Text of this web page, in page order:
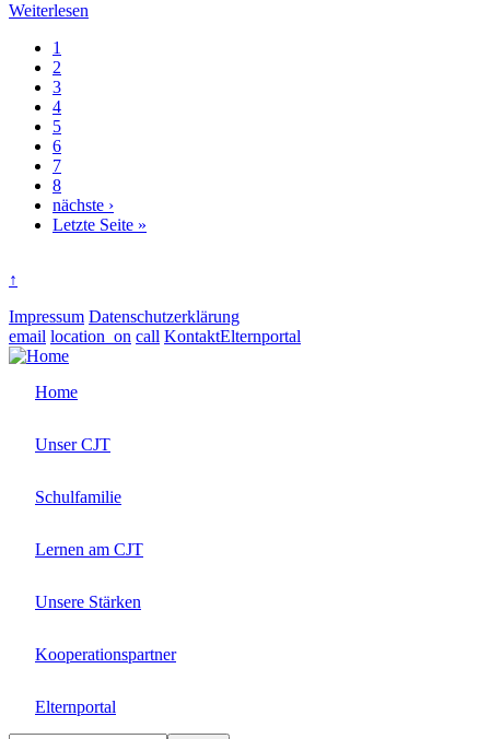
Weiterlesen
Seitennummerierung
Aktuelle
Seite
1
Page
2
Page
3
Page
4
Page
5
Page
6
Page
7
Page
8
Nächste
Seite
nächste ›
Letzte
Letzte Seite »
↑
Impressum Datenschutzerklärung
email location_on call KontaktElternportal
Home
Unser CJT
Schulfamilie
Lernen am CJT
Unsere Stärken
Kooperationspartner
Elternportal